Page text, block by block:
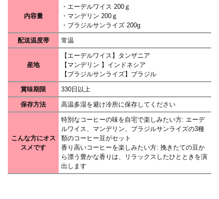
内容量
・エーデルワイス 200ｇ
・マンデリン 200ｇ
・ブラジルサンライズ 200g
配送温度帯 常温
産地
【エーデルワイス】タンザニア
【マンデリン 】インドネシア
【ブラジルサンライズ】ブラジル
賞味期限 330日以上
保存方法 高温多湿を避け冷所に保存してください
こんな方にオス
スメです
特別なコーヒーの味を自宅で楽しみたい方: エーデ
ルワイス、マンデリン、ブラジルサンライズの3種
類のコーヒー豆がセット
香り高いコーヒーを楽しみたい方: 挽きたての豆か
ら漂う豊かな香りは、リラックスしたひとときを演
出します